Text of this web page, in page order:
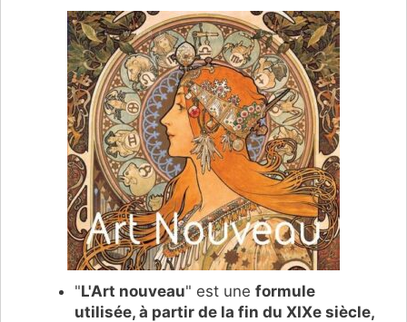
"L'Art nouveau" est une formule
utilisée, à partir de la fin du XIXe siècle,